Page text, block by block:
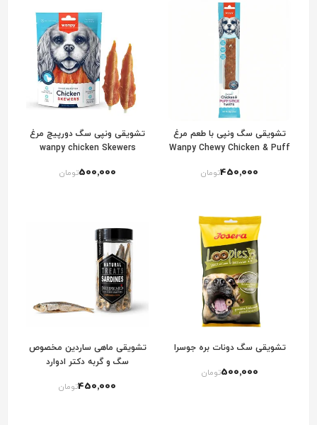
تشویقی سگ ونپی با طعم مرغ
Wanpy Chewy Chicken & Puff
450٬000تومان
تشویقی ونپی سگ دورپیچ مرغ
wanpy chicken Skewers
500٬000تومان
تشویقی سگ دونات بره جوسرا
500٬000تومان
تشویقی ماهی ساردین مخصوص
سگ و گربه دکتر ادوارد
450٬000تومان